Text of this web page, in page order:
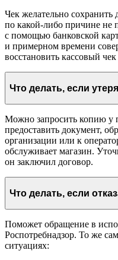
Чек желательно сохранить
по какой‑либо причине не
с помощью банковской
и примерном времени
восстановить кассовый
Что делать, если
Можно запросить копию у
предоставить документ,
организации или к
обслуживает магазин.
он заключил договор.
Что делать, если
Поможет обращение в
Роспотребнадзор. То же
ситуациях: